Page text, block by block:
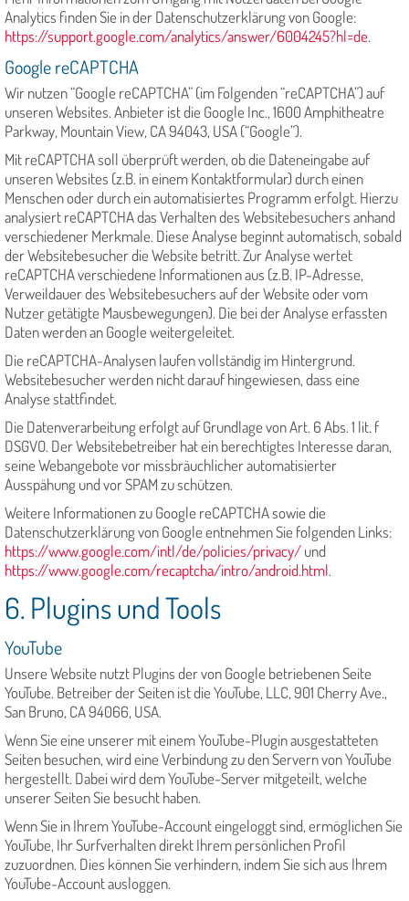
Analytics finden Sie in der Datenschutzerklärung von Google:
https://support.google.com/analytics/answer/6004245?hl=de.
Google reCAPTCHA
Wir nutzen “Google reCAPTCHA” (im Folgenden “reCAPTCHA”) auf
unseren Websites. Anbieter ist die Google Inc., 1600 Amphitheatre
Parkway, Mountain View, CA 94043, USA (“Google”).
Mit reCAPTCHA soll überprüft werden, ob die Dateneingabe auf
unseren Websites (z.B. in einem Kontaktformular) durch einen
Menschen oder durch ein automatisiertes Programm erfolgt. Hierzu
analysiert reCAPTCHA das Verhalten des Websitebesuchers anhand
verschiedener Merkmale. Diese Analyse beginnt automatisch, sobald
der Websitebesucher die Website betritt. Zur Analyse wertet
reCAPTCHA verschiedene Informationen aus (z.B. IP-Adresse,
Verweildauer des Websitebesuchers auf der Website oder vom
Nutzer getätigte Mausbewegungen). Die bei der Analyse erfassten
Daten werden an Google weitergeleitet.
Die reCAPTCHA-Analysen laufen vollständig im Hintergrund.
Websitebesucher werden nicht darauf hingewiesen, dass eine
Analyse stattfindet.
Die Datenverarbeitung erfolgt auf Grundlage von Art. 6 Abs. 1 lit. f
DSGVO. Der Websitebetreiber hat ein berechtigtes Interesse daran,
seine Webangebote vor missbräuchlicher automatisierter
Ausspähung und vor SPAM zu schützen.
Weitere Informationen zu Google reCAPTCHA sowie die
Datenschutzerklärung von Google entnehmen Sie folgenden Links:
https://www.google.com/intl/de/policies/privacy/und
https://www.google.com/recaptcha/intro/android.html.
6. Plugins und Tools
YouTube
Unsere Website nutzt Plugins der von Google betriebenen Seite
YouTube. Betreiber der Seiten ist die YouTube, LLC, 901 Cherry Ave.,
San Bruno, CA 94066, USA.
Wenn Sie eine unserer mit einem YouTube-Plugin ausgestatteten
Seiten besuchen, wird eine Verbindung zu den Servern von YouTube
hergestellt. Dabei wird dem YouTube-Server mitgeteilt, welche
unserer Seiten Sie besucht haben.
Wenn Sie in Ihrem YouTube-Account eingeloggt sind, ermöglichen Sie
YouTube, Ihr Surfverhalten direkt Ihrem persönlichen Profil
zuzuordnen. Dies können Sie verhindern, indem Sie sich aus Ihrem
YouTube-Account ausloggen.